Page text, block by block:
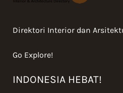
Direktori Interior dan
Go Explore!
INDONESIA HEBAT!